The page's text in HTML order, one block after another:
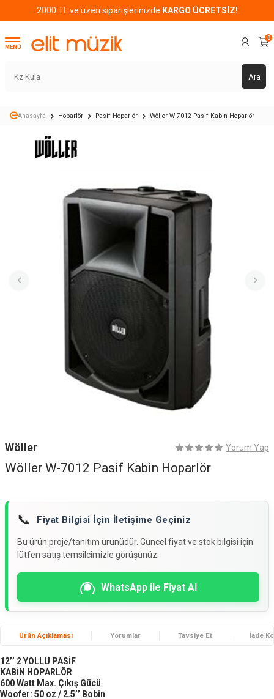
2000 TL ve üzeri siparişlerinizde KARGO ÜCRETSİZ!
MENÜ
Ara
0
Anasayfa Hoparlör Pasif Hoparlör Wöller W-7012 Pasif Kabin Hoparlör
Wöller Yorum Yap
Wöller W-7012 Pasif Kabin Hoparlör
📞 Fiyat Bilgisi İçin İletişime Geçiniz
Bu ürün proje/tanıtım ürünüdür. Güncel fiyat ve stok bilgisi için
lütfen satış temsilcimizle görüşünüz.
WhatsApp ile Fiyat Al
Ürün Açıklaması Yorumlar Tavsiye Et İade
12’’ 2 YOLLU PASİF
KABİN HOPARLÖR
600 Watt Max. Çıkış Gücü
Woofer: 50 oz / 2.5’’ Bobin